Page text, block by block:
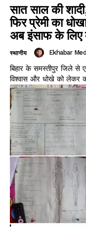
सात साल की
फिर प्रेमी का
अब इंसाफ के लिए
स्थानीय Ekhabar
बिहार के समस्तीपुर जिले से
विश्वास और धोखे को लेकर